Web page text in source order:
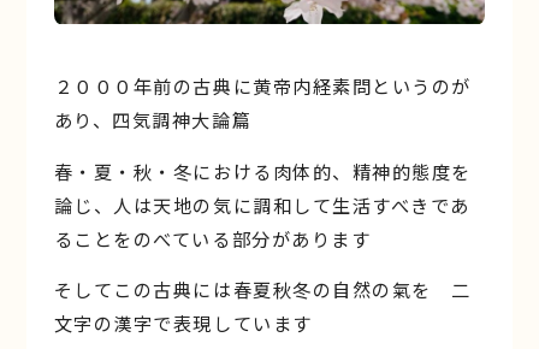
２０００年前の古典に黄帝内経素問というのが
あり、四気調神大論篇
春・夏・秋・冬における肉体的、精神的態度を
論じ、人は天地の気に調和して生活すべきであ
ることをのべている部分があります
そしてこの古典には春夏秋冬の自然の氣を 二
文字の漢字で表現しています